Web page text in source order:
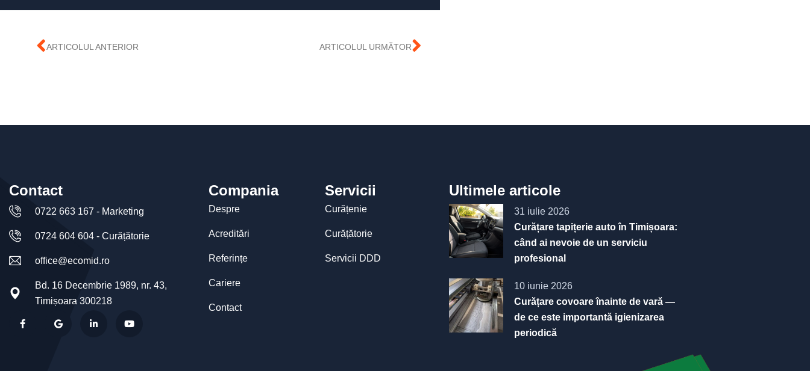
ARTICOLUL ANTERIOR ARTICOLUL URMĂTOR
Contact
0722 663 167 - Marketing
0724 604 604 - Curățătorie
office@ecomid.ro
Bd. 16 Decembrie 1989, nr. 43,
Timișoara 300218
Compania
Despre
Acreditări
Referințe
Cariere
Contact
Servicii
Curățenie
Curățătorie
Servicii DDD
Ultimele articole
31 iulie 2026
Curățare tapițerie auto în Timișoara:
când ai nevoie de un serviciu
profesional
10 iunie 2026
Curățare covoare înainte de vară —
de ce este importantă igienizarea
periodică